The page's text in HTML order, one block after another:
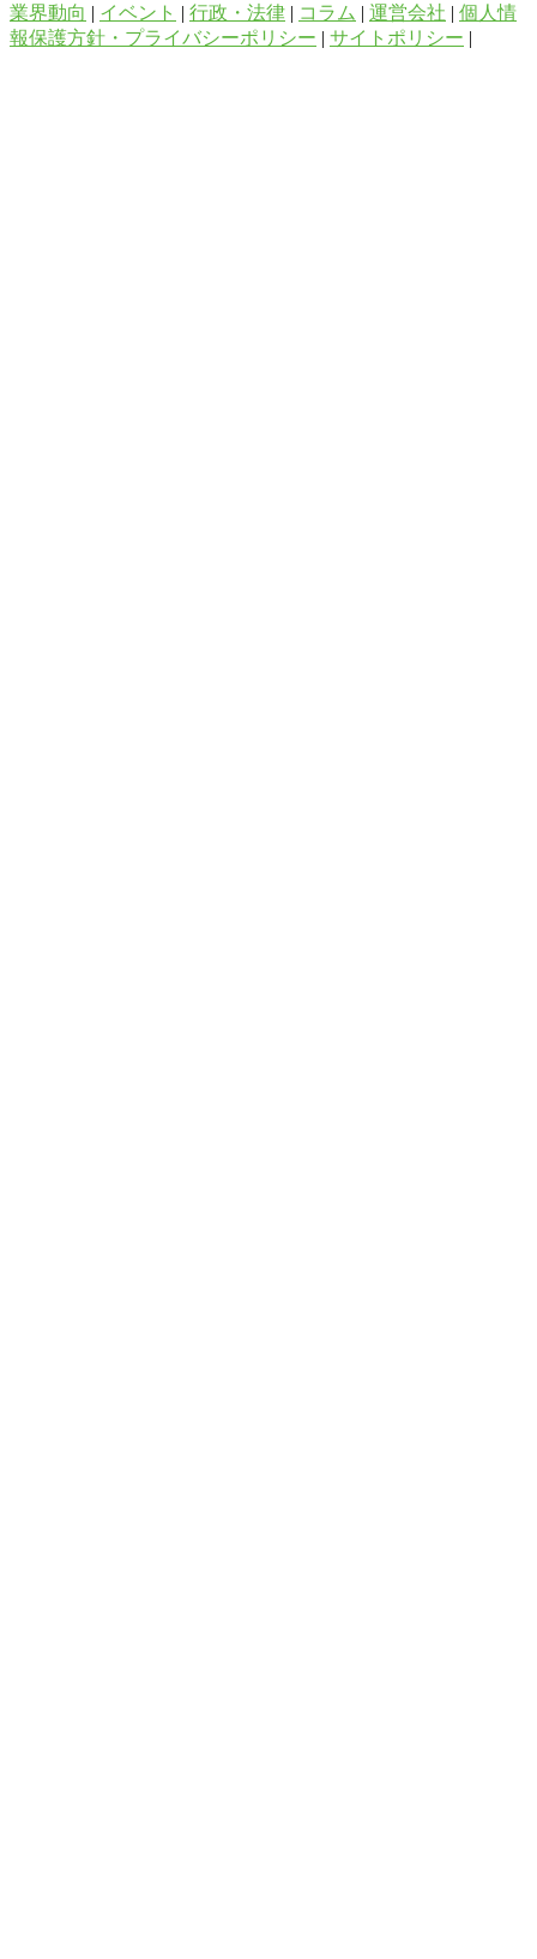
業界動向 | イベント | 行政・法律 | コラム | 運営会社 | 個人情
報保護方針・プライバシーポリシー | サイトポリシー |